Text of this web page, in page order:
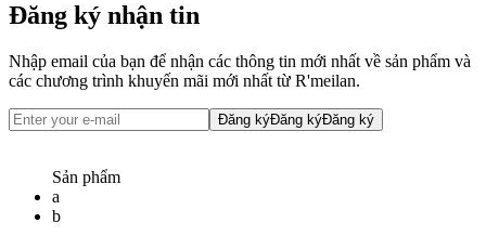
Đăng ký nhận tin
Nhập email của bạn để nhận các thông tin mới nhất về sản phẩm và
các chương trình khuyến mãi mới nhất từ R'meilan.
Đăng kýĐăng kýĐăng ký
Sản phẩm
a
b